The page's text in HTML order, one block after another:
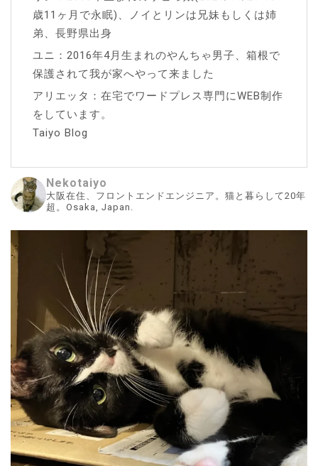
歳11ヶ月で永眠)、ノイとリンは兄妹もしくは姉
弟、長野県出身
ユニ：2016年4月生まれのやんちゃ男子、箱根で
保護されて我が家へやって来ました
アリエッタ：在宅でワードプレス専門にWEB制作
をしています。
Taiyo Blog
Nekotaiyo
大阪在住、フロントエンドエンジニア。猫と暮らして20年
超。Osaka, Japan.